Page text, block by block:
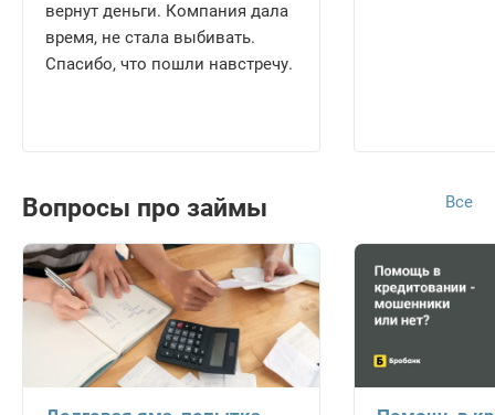
вернут деньги. Компания дала
время, не стала выбивать.
Спасибо, что пошли навстречу.
Вопросы про займы Все